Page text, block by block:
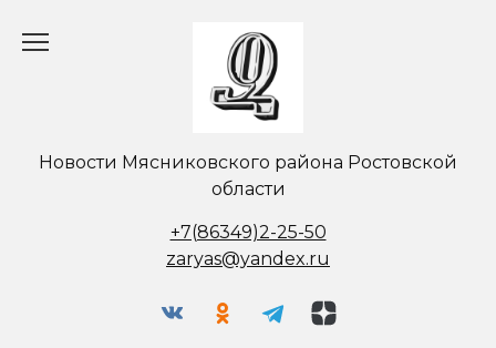
Новости Мясниковского района Ростовской
области
+7(86349)2-25-50
zaryas@yandex.ru